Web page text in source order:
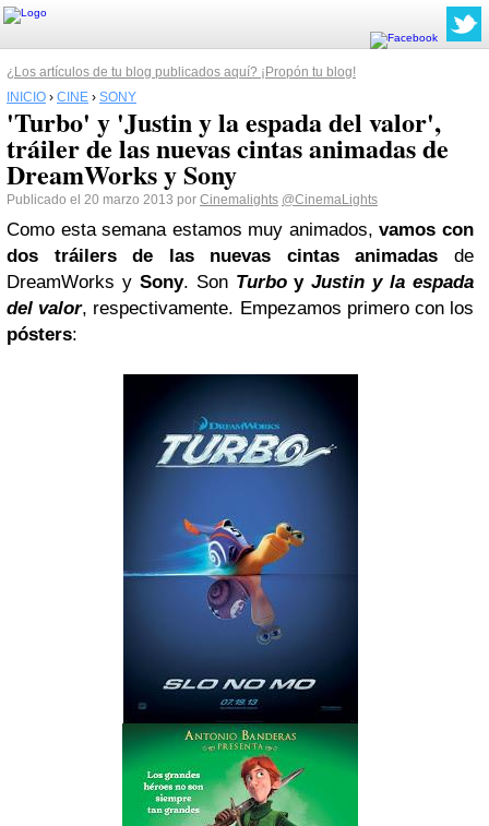
¿Los artículos de tu blog publicados aquí? ¡Propón tu blog!
INICIO › CINE › SONY
'Turbo' y 'Justin y la espada del valor',
tráiler de las nuevas cintas animadas de
DreamWorks y Sony
Publicado el 20 marzo 2013 por Cinemalights @CinemaLights
Como esta semana estamos muy animados,vamos con
dos tráilers de las nuevas cintas animadas de
DreamWorks y Sony. Son TurboyJustin y la espada
del valor, respectivamente. Empezamos primero con los
pósters: